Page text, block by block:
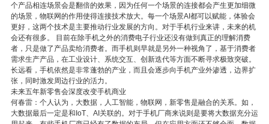
个产品相连场景会是翻倍的效果，因为任何一个场景的连接都会产生更加细微
的场景，物联网的作用使得连接技术放大。每一个场景AI都可以赋能，体验会
更好，这两个技术是主要推动行业发展的方向。对于手机行业来讲，未来的机
会还有很多。 目前在除手机之外的消费电子行业还没有做到真正的理解消费
者，只是做了产品卖给消费者。而手机则早就是另外一种视角了，基于消费者
需求生产产品，在工业设计、系统交互、创新迭代等方面不断寻求极致突破。
长远看，手机依然是非常蓬勃的产业，而且会逐步向手机产业外渗透，边界扩
张，同时激发周边行业的活力。
未来五年新零售会深度改变手机商业
何春雷：个人认为，大数据，人工智能，物联网，新零售是融合的关系。如，
大数据最后一定是和IoT、AI关联的。对于手机厂商来说则是要将大数据充分运